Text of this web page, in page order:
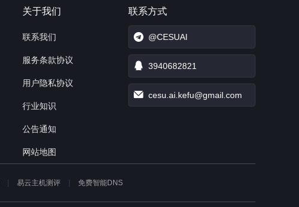
关于我们
联系我们
服务条款协议
用户隐私协议
行业知识
公告通知
网站地图
联系方式
@CESUAI
3940682821
cesu.ai.kefu@gmail.com
易云主机测评 免费智能DNS